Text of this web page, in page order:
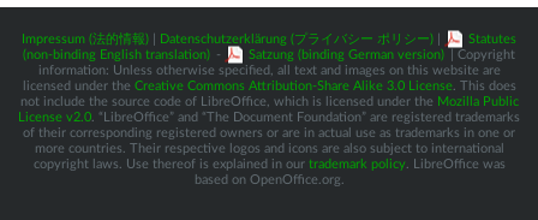
Impressum (法的情報) Datenschutzerklärung (プライバシー ポリシー)
Statutes
(non-binding English translation) - Satzung (binding German version)
| Copyright
information: Unless otherwise specified, all text and images on this website are
licensed under the Creative Commons Attribution-Share Alike 3.0 License. This does
not include the source code of LibreOffice, which is licensed under the Mozilla Public
License v2.0 . “LibreOffice” and “The Document Foundation” are registered trademarks
of their corresponding registered owners or are in actual use as trademarks in one or
more countries. Their respective logos and icons are also subject to international
copyright laws. Use thereof is explained in our trademark policy. LibreOffice was
based on OpenOffice.org.